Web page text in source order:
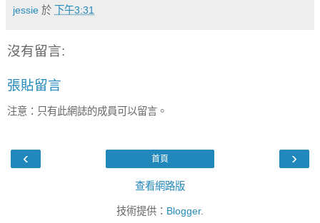
jessie 於 下午3:31
沒有留言:
張貼留言
注意：只有此網誌的成員可以留言。
‹ ›
首頁
查看網路版
技術提供： Blogger.